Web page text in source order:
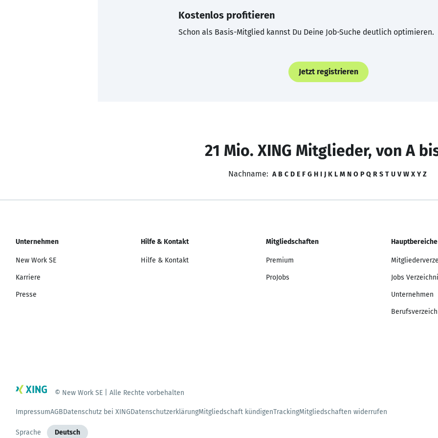
Kostenlos profitieren
Schon als Basis-Mitglied kannst Du Deine Job-Suche deutlich optimieren.
Jetzt registrieren
21 Mio. XING Mitglieder, von A
Nachname: A B C D E F G H I J K L M N O P Q R S T U V W X Y Z
Unternehmen
New Work SE
Karriere
Presse
Hilfe & Kontakt
Hilfe & Kontakt
Mitgliedschaften
Premium
ProJobs
Hauptbereiche
Jobs
Unternehmen
© New Work SE | Alle Rechte vorbehalten
ImpressumAGBDatenschutz bei XINGDatenschutzerklärungMitgliedschaft kündigenTrackingMitgliedschaften widerrufen
Sprache Deutsch